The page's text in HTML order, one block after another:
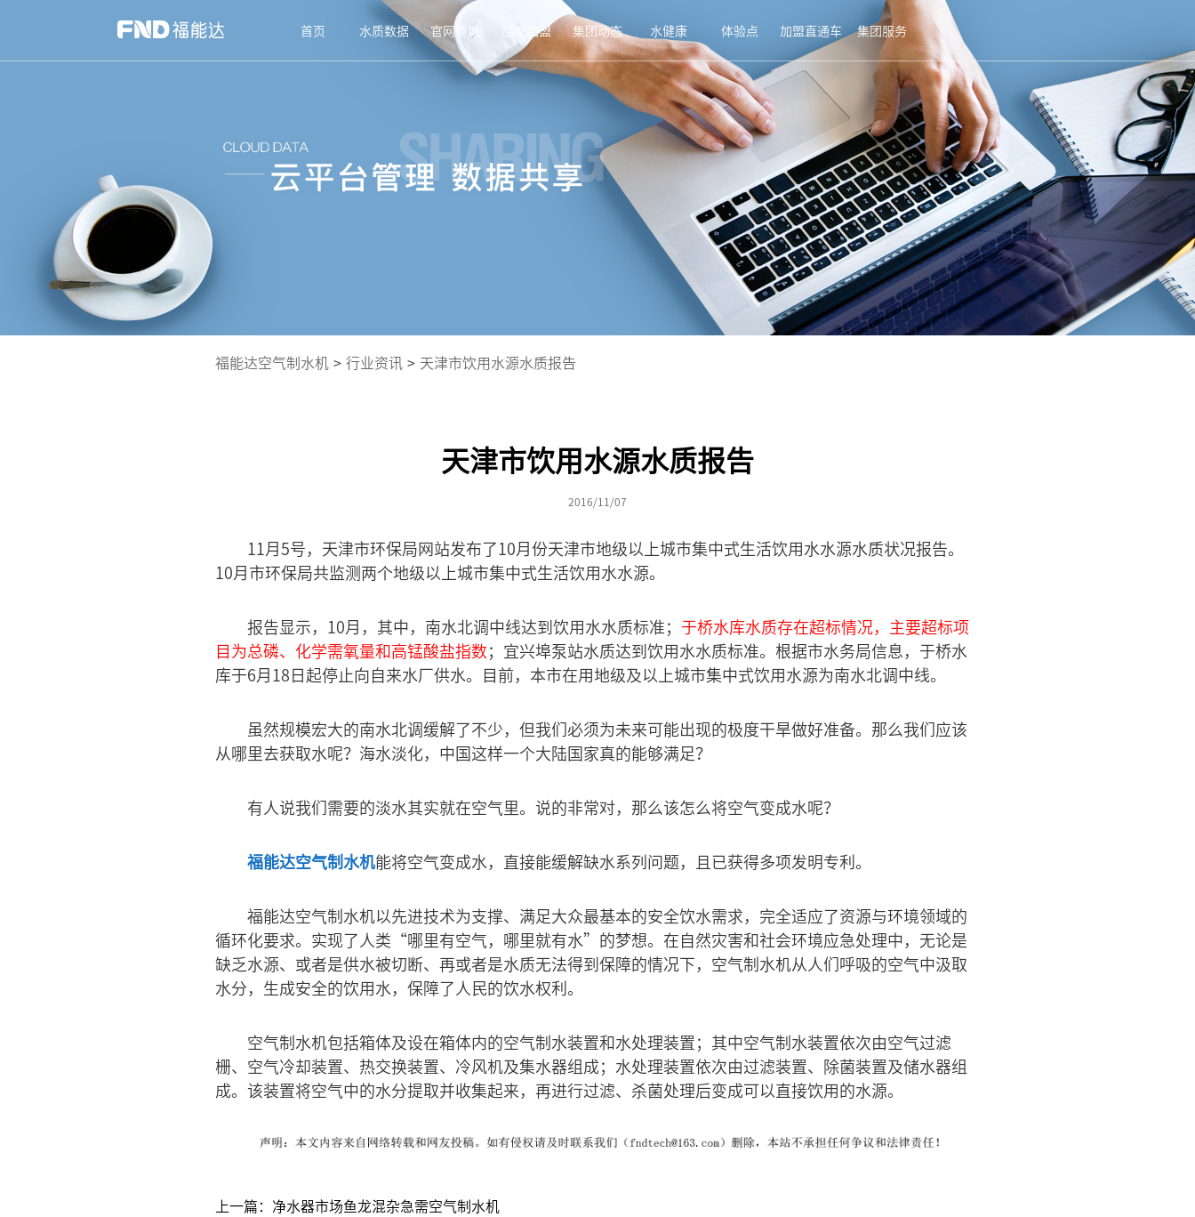
首页 水质数据 官网商城 招商加盟 集团动态 水健康 体验点 加盟直通车 集团服务
福能达空气制水机 > 行业资讯 > 天津市饮用水源水质报告
天津市饮用水源水质报告
2016/11/07
11月5号，天津市环保局网站发布了10月份天津市地级以上城市集中式生活饮用水水源水质状况报告。
10月市环保局共监测两个地级以上城市集中式生活饮用水水源。
报告显示，10月，其中，南水北调中线达到饮用水水质标准； 于桥水库水质存在超标情况，主要超标项
目为总磷、化学需氧量和高锰酸盐指数；宜兴埠泵站水质达到饮用水水质标准。根据市水务局信息，于桥水
库于6月18日起停止向自来水厂供水。目前，本市在用地级及以上城市集中式饮用水源为南水北调中线。
虽然规模宏大的南水北调缓解了不少，但我们必须为未来可能出现的极度干旱做好准备。那么我们应该
从哪里去获取水呢？海水淡化，中国这样一个大陆国家真的能够满足？
有人说我们需要的淡水其实就在空气里。说的非常对，那么该怎么将空气变成水呢？
福能达空气制水机能将空气变成水，直接能缓解缺水系列问题，且已获得多项发明专利。
福能达空气制水机以先进技术为支撑、满足大众最基本的安全饮水需求，完全适应了资源与环境领域的
循环化要求。实现了人类“哪里有空气，哪里就有水”的梦想。在自然灾害和社会环境应急处理中，无论是
缺乏水源、或者是供水被切断、再或者是水质无法得到保障的情况下，空气制水机从人们呼吸的空气中汲取
水分，生成安全的饮用水，保障了人民的饮水权利。
空气制水机包括箱体及设在箱体内的空气制水装置和水处理装置；其中空气制水装置依次由空气过滤
栅、空气冷却装置、热交换装置、冷风机及集水器组成；水处理装置依次由过滤装置、除菌装置及储水器组
成。该装置将空气中的水分提取并收集起来，再进行过滤、杀菌处理后变成可以直接饮用的水源。
上一篇：净水器市场鱼龙混杂急需空气制水机